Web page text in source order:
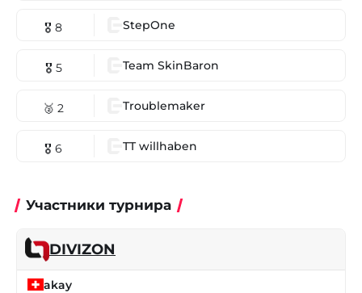
🎖 8 StepOne
🎖 5 Team SkinBaron
🥈 2 Troublemaker
🎖 6 TT willhaben
Участники турнира
DIVIZON
akay